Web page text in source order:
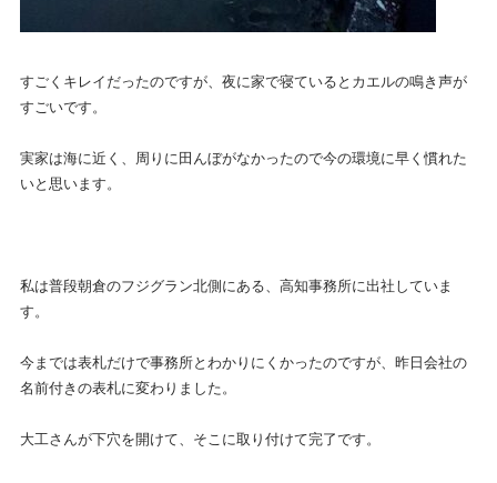
すごくキレイだったのですが、夜に家で寝ているとカエルの鳴き声が
すごいです。
実家は海に近く、周りに田んぼがなかったので今の環境に早く慣れた
いと思います。
私は普段朝倉のフジグラン北側にある、高知事務所に出社していま
す。
今までは表札だけで事務所とわかりにくかったのですが、昨日会社の
名前付きの表札に変わりました。
大工さんが下穴を開けて、そこに取り付けて完了です。